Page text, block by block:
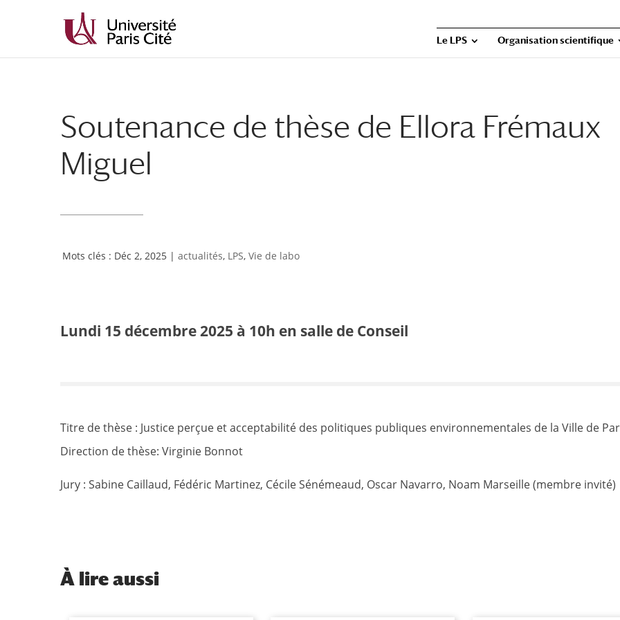
principal
navigation
Le LPS Organisation scientifique
Soutenance de thèse de Ellora Frémaux
Miguel
Déc 2, 2025 | actualités, LPS, Vie de labo
Lundi 15 décembre 2025 à 10h en salle de Conseil
Titre de thèse : Justice perçue et acceptabilité des politiques publiques environnementales de la Ville de
Direction de thèse: Virginie Bonnot
Jury : Sabine Caillaud, Fédéric Martinez, Cécile Sénémeaud, Oscar Navarro, Noam Marseille (membre invité)
À lire aussi